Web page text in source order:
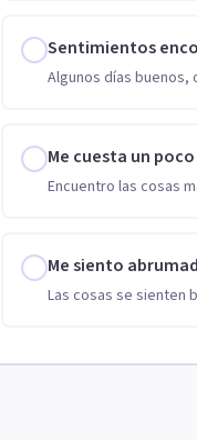
Sentimientos
Algunos días
Me cuesta un poco
Encuentro las cosas
Me siento
Las cosas se sienten